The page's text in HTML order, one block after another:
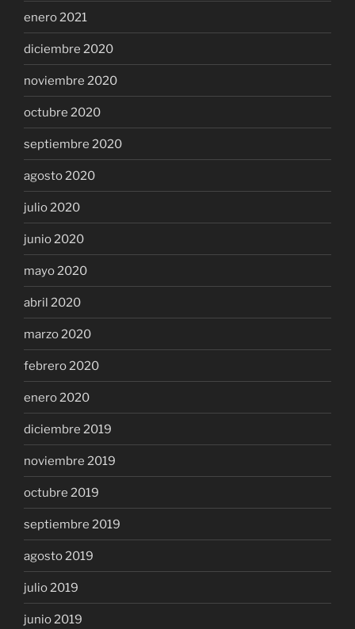
enero 2021
diciembre 2020
noviembre 2020
octubre 2020
septiembre 2020
agosto 2020
julio 2020
junio 2020
mayo 2020
abril 2020
marzo 2020
febrero 2020
enero 2020
diciembre 2019
noviembre 2019
octubre 2019
septiembre 2019
agosto 2019
julio 2019
junio 2019